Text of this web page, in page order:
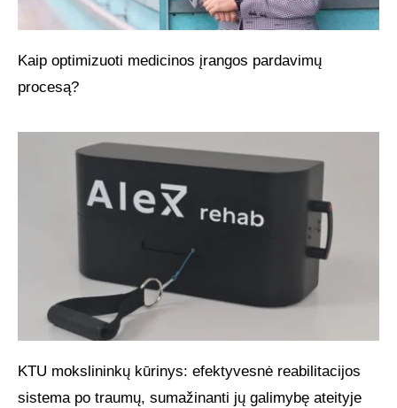
Kaip optimizuoti medicinos įrangos pardavimų
procesą?
KTU mokslininkų kūrinys: efektyvesnė reabilitacijos
sistema po traumų, sumažinanti jų galimybę ateityje